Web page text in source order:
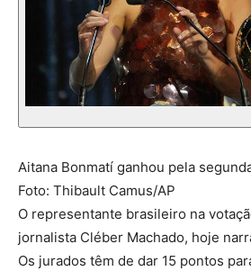
Aitana Bonmatí ganhou pela
Foto: Thibault Camus/AP
O representante brasileiro na
jornalista Cléber Machado, hoje
Os jurados têm de dar 15 pontos